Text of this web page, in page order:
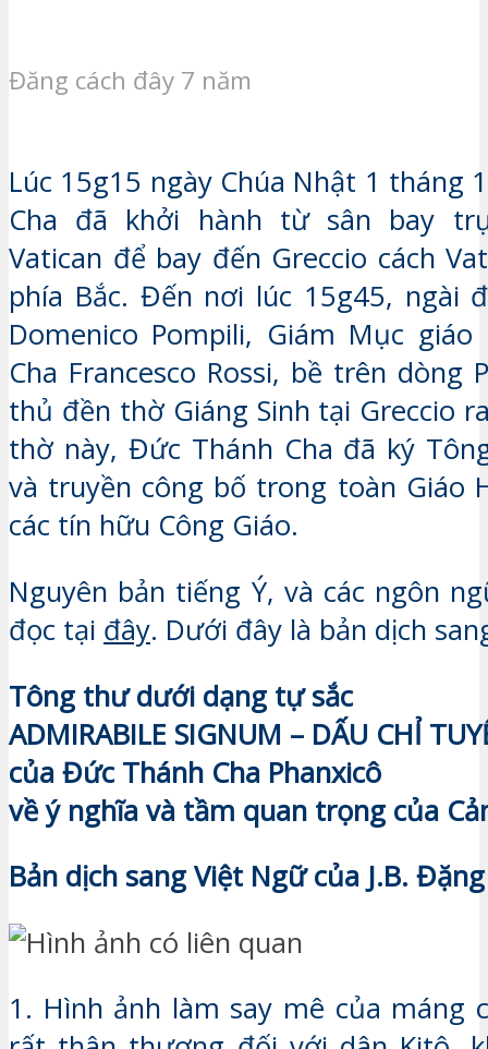
Đăng cách đây 7 năm
Lúc 15g15 ngày Chúa Nhật 1 tháng
Cha đã khởi hành từ sân bay
Vatican để bay đến Greccio cách
phía Bắc. Đến nơi lúc 15g45, ngài
Domenico Pompili, Giám Mục giáo
Cha Francesco Rossi, bề trên dòng
thủ đền thờ Giáng Sinh tại Greccio
thờ này, Đức Thánh Cha đã ký
và truyền công bố trong toàn Giáo
các tín hữu Công Giáo.
Nguyên bản tiếng Ý, và các ngôn
đọc tại đây. Dưới đây là bản dịch
Tông thư dưới dạng tự sắc
ADMIRABILE SIGNUM – DẤU CHỈ
của Đức Thánh Cha Phanxicô
về ý nghĩa và tầm quan trọng của
Bản dịch sang Việt Ngữ của J.B.
1. Hình ảnh làm say mê của máng